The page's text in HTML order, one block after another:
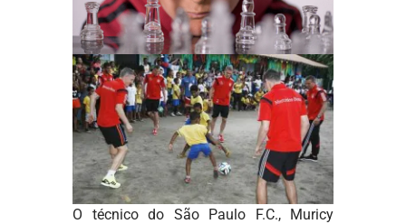
O técnico do São Paulo F.C., Muricy